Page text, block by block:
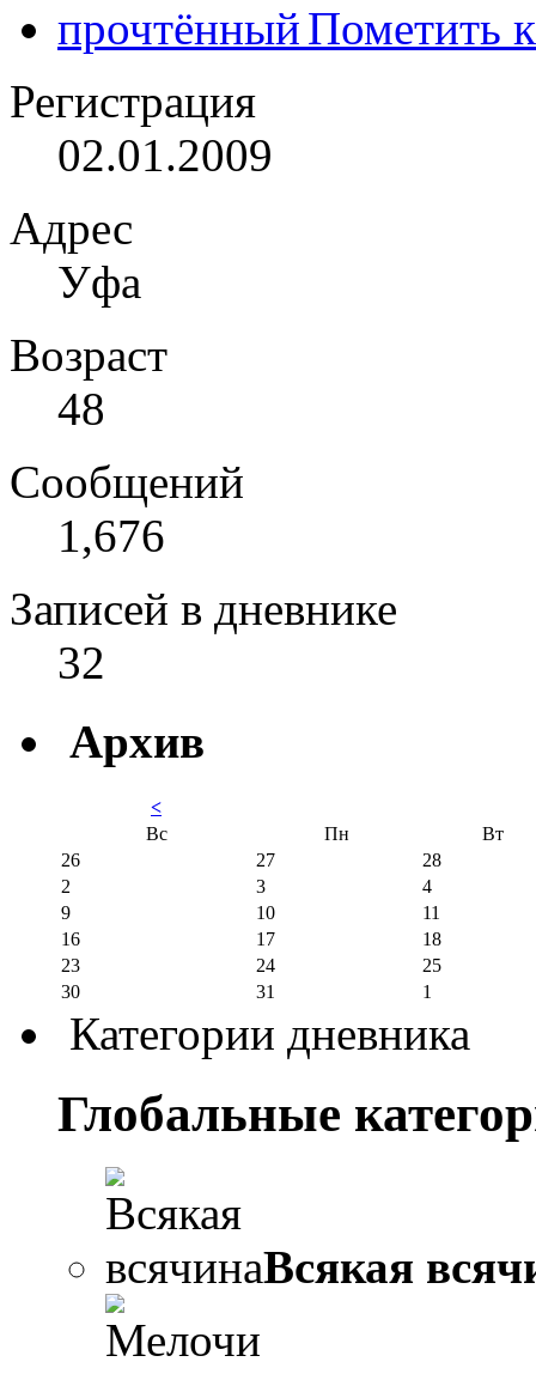
Пометить
Регистрация
02.01.2009
Адрес
Уфа
Возраст
48
Сообщений
1,676
Записей в дневнике
32
Архив
<
Вс
Пн
Вт
26
27
28
2
3
4
9
10
11
16
17
18
23
24
25
30
31 1
Категории дневника
Глобальные
Всякая